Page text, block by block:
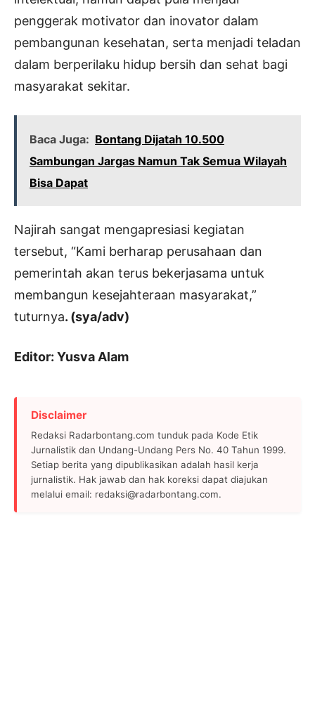
penggerak motivator dan inovator dalam
pembangunan kesehatan, serta menjadi teladan
dalam berperilaku hidup bersih dan sehat bagi
masyarakat sekitar.
Baca Juga: Bontang Dijatah 10.500
Sambungan Jargas Namun Tak Semua Wilayah
Bisa Dapat
Najirah sangat mengapresiasi kegiatan
tersebut, “Kami berharap perusahaan dan
pemerintah akan terus bekerjasama untuk
membangun kesejahteraan masyarakat,”
tuturnya. (sya/adv)
Editor: Yusva Alam
Disclaimer
Redaksi Radarbontang.com tunduk pada Kode Etik
Jurnalistik dan Undang-Undang Pers No. 40 Tahun 1999.
Setiap berita yang dipublikasikan adalah hasil kerja
jurnalistik. Hak jawab dan hak koreksi dapat diajukan
melalui email: redaksi@radarbontang.com.